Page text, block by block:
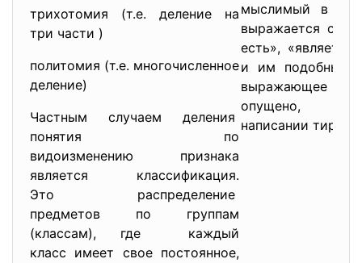
трихотомия (т.е. деление на
три части )
политомия (т.е. многочисленное
деление)
Частным случаем деления
понятия по
видоизменению признака
является классификация.
Это распределение
предметов по группам
(классам), где каждый
класс имеет свое постоянное,
мыслимый в
выражается
есть»,
и им
выражающее
опущено,
написании тире.